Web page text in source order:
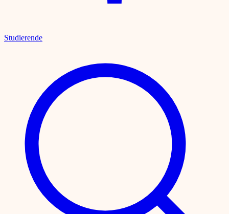
Studierende